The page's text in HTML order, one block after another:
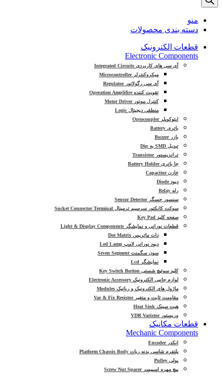
منو
دسته بندی محصولات
قطعات الکترونیک
Electronic Components
آی سی های کاربردی Integrated Circuits
میکروکنترلر Microcontroller
آی سی رگولاتور Regulator
تقویت کننده Operation Amplifire
کنترل موتور Motor Driver
منطقی دیجیتال Logic
اپتوکوپلر Optocoupler
باتری Battery
بازر Buzzer
تبدیل SMD به Dip
ترانزیستور Transistor
جا باتری Battery Holder
خازن Capacitor
دیود Diode
رله Relay
سنسور حسگر Sensor Detector
سوکت کانکتور سرسیم ترمینال Sucket Connector Terminal
صفحه کلید Key Pad
قطعات نورانی و نمایشگر Light & Display Components
دات ماتریس Dot Matrix
دیود نورانی لامپ Led Lamp
سون سگمنت Seven Segment
نمایشگر Lcd
کلید سوئیچ شستی Key Switch Button
لوازم جانبی الکترونیک Electronic Accessory
ماژول های الکترونیک و رباتیک Modules
مقاومت ثابت و متغیر Var & Fix Resistor
هیت سینک Heat Sink
وریستور VDR Varistor
قطعات مکانیک
Mechanic Components
انکدر Encoder
پلتفرم شاسی بدنه ربات Platform Chassis Body
پولی Pulley
پیچ مهره اسپیسر Screw Nut Spacer